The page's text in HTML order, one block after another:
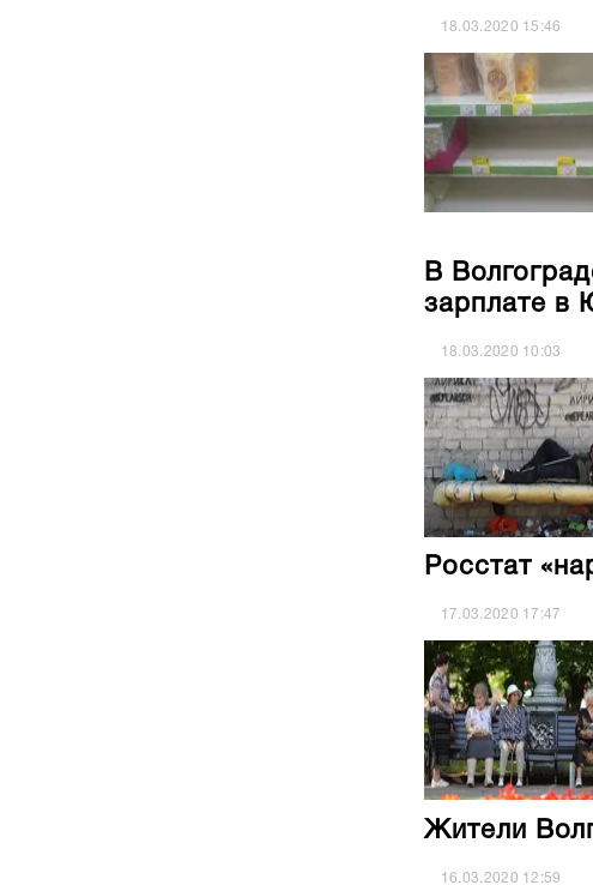
18.03.2020 15:46
В
зарплате в
18.03.2020 10:03
Росстат
17.03.2020 17:47
Жители
16.03.2020 12:59